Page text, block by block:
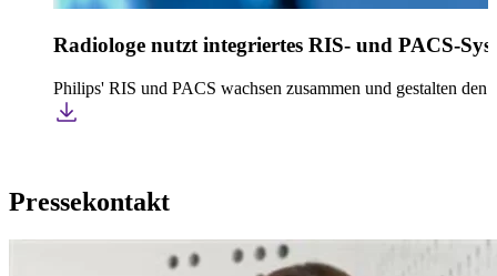
Radiologe nutzt integriertes RIS- und PACS-
Philips' RIS und PACS wachsen zusammen und gestalten
Pressekontakt